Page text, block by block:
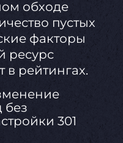
обходе
пустых
факторы
ресурс
в рейтингах.
без
301